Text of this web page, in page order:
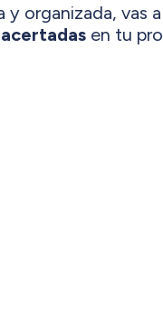
organizada, vas
en tu